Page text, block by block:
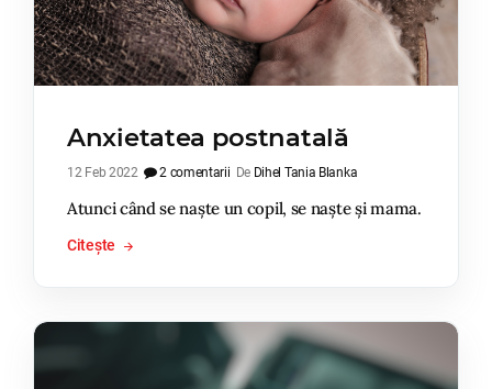
Anxietatea postnatală
12 Feb 2022 2 comentarii De Dihel Tania Blanka
Atunci când se naște un copil, se naște și mama.
Citește